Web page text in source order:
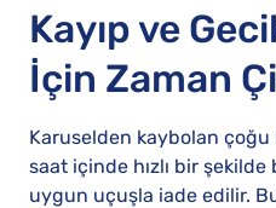
Kayıp ve
İçin Zaman
Karuselden kaybolan
saat içinde hızlı bir
uygun uçuşla iade edilir.